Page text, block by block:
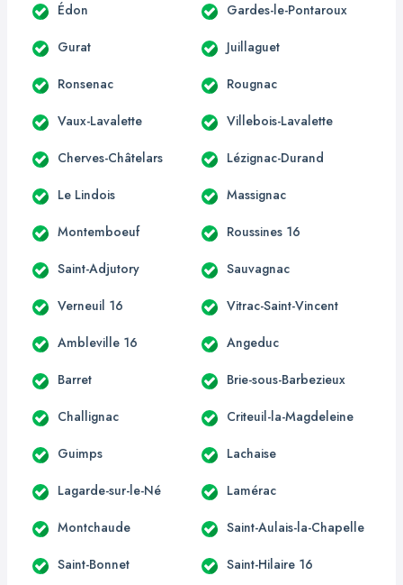
Édon Gardes-le-Pontaroux
Gurat Juillaguet
Ronsenac Rougnac
Vaux-Lavalette Villebois-Lavalette
Cherves-Châtelars Lézignac-Durand
Le Lindois Massignac
Montemboeuf Roussines 16
Saint-Adjutory Sauvagnac
Verneuil 16 Vitrac-Saint-Vincent
Ambleville 16 Angeduc
Barret Brie-sous-Barbezieux
Challignac Criteuil-la-Magdeleine
Guimps Lachaise
Lagarde-sur-le-Né Lamérac
Montchaude Saint-Aulais-la-Chapelle
Saint-Bonnet Saint-Hilaire 16